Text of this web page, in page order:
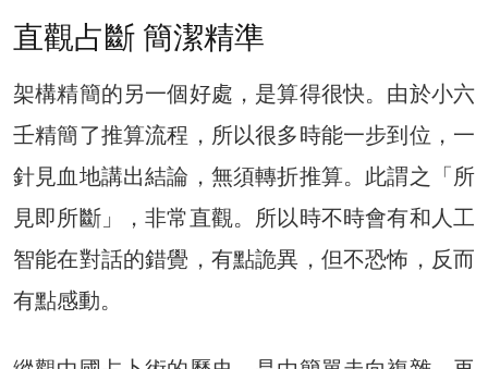
直觀占斷 簡潔精準
架構精簡的另一個好處，是算得很快。由於小六
壬精簡了推算流程，所以很多時能一步到位，一
針見血地講出結論，無須轉折推算。此謂之「所
見即所斷」，非常直觀。所以時不時會有和人工
智能在對話的錯覺，有點詭異，但不恐怖，反而
有點感動。